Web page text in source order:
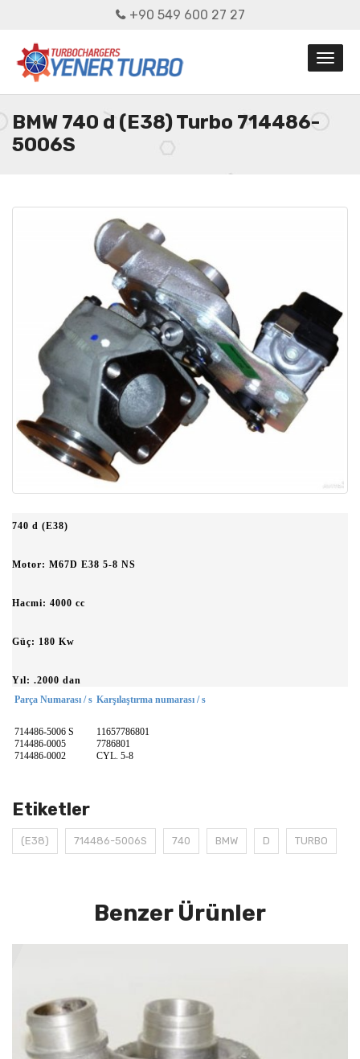
+90 549 600 27 27
BMW 740 d (E38) Turbo 714486-
5006S
740 d (E38)
Motor: M67D E38 5-8 NS
Hacmi: 4000 cc
Güç: 180 Kw
Yıl: .2000 dan
Parça Numarası / s
714486-5006 S
714486-0005
714486-0002
Karşılaştırma numarası / s
11657786801
7786801
CYL. 5-8
Etiketler
(E38) 714486-5006S 740 BMW D TURBO
Benzer Ürünler